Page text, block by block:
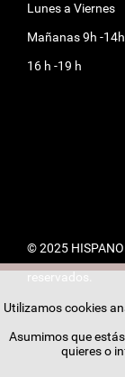
Lunes a Viernes
Mañanas 9h -
16 h -19 h
© 2025
reservados.
Utilizamos cookies
Asumimos que
quieres o